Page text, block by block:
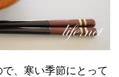
、寒い季節にとって